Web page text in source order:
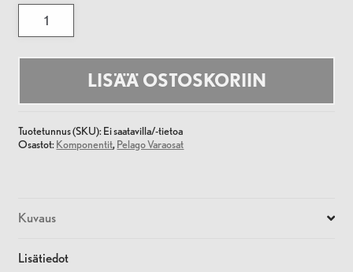
Spacer
1
määrä
LISÄÄ OSTOSKORIIN
Tuotetunnus (SKU): Ei saatavilla/-tietoa
Osastot: Komponentit, Pelago Varaosat
Kuvaus
Lisätiedot